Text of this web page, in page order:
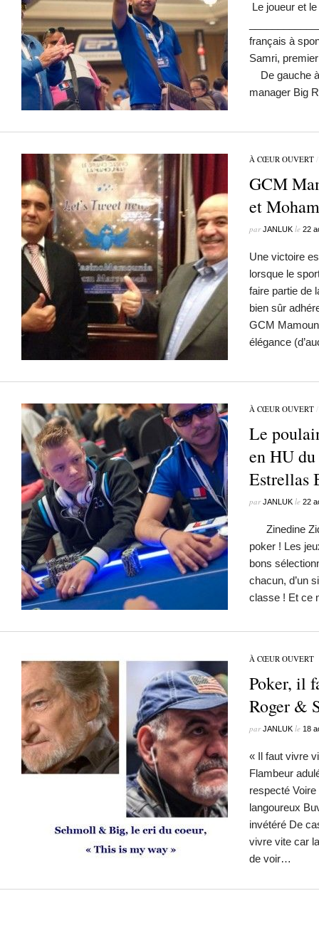
Le joueur et
français à
Samri,
De gauche
manager Big
À CŒUR OUVERT
GCM
et
parJANLUK le 22
Une victoire
lorsque le
faire partie de
bien sûr
GCM
élégance
À CŒUR OUVERT
Le
en HU
Estrellas
parJANLUK le 22
Zinedine
poker ! Les
bons
chacun, d’un
classe ! Et ce
À CŒUR OUVERT
Poker, il
Roger &
parJANLUK le 18
« Il faut vivre
Flambeur
respecté
langoureux
invétéré De
vivre vite car
de voir…